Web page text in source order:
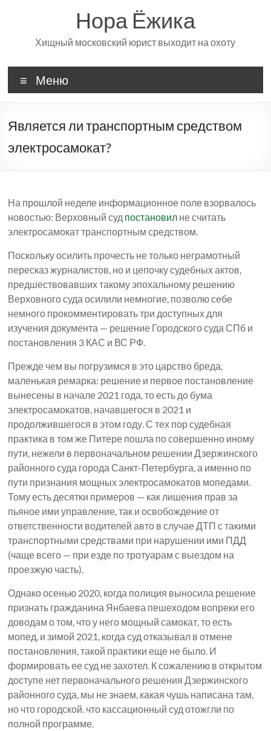
Нора Ёжика
Хищный московский юрист выходит на охоту
Меню
Является ли транспортным средством
электросамокат?
На прошлой неделе информационное поле взорвалось
новостью: Верховный суд постановил не считать
электросамокат транспортным средством.
Поскольку осилить прочесть не только неграмотный
пересказ журналистов, но и цепочку судебных актов,
предшествовавших такому эпохальному решению
Верховного суда осилили немногие, позволю себе
немного прокомментировать три доступных для
изучения документа — решение Городского суда СПб и
постановления 3 КАС и ВС РФ.
Прежде чем вы погрузимся в это царство бреда,
маленькая ремарка: решение и первое постановление
вынесены в начале 2021 года, то есть до бума
электросамокатов, начавшегося в 2021 и
продолжившегося в этом году. С тех пор судебная
практика в том же Питере пошла по совершенно иному
пути, нежели в первоначальном решении Дзержинского
районного суда города Санкт-Петербурга, а именно по
пути признания мощных электросамокатов мопедами.
Тому есть десятки примеров — как лишения прав за
пьяное ими управление, так и освобождение от
ответственности водителей авто в случае ДТП с такими
транспортными средствами при нарушении ими ПДД
(чаще всего — при езде по тротуарам с выездом на
проезжую часть).
Однако осенью 2020, когда полиция выносила решение
признать гражданина Янбаева пешеходом вопреки его
доводам о том, что у него мощный самокат, то есть
мопед, и зимой 2021, когда суд отказывал в отмене
постановления, такой практики еще не было. И
формировать ее суд не захотел. К сожалению в открытом
доступе нет первоначального решения Дзержинского
районного суда, мы не знаем, какая чушь написана там,
но что городской. что кассационный суд отожгли по
полной программе.